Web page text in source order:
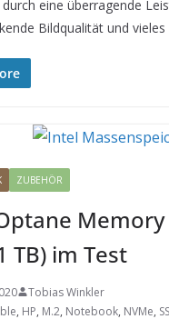
eine überragende
Bildqualität und vieles
ZUBEHÖR
Memory
TB) im Test
Tobias Winkler
, HP, M.2, Notebook, NVMe,